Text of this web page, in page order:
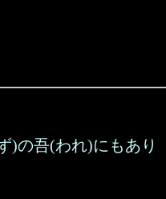
)の吾(われ)にもあり